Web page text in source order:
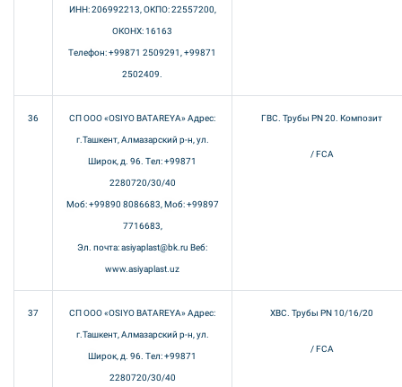
ИНН: 206992213, ОКПО: 22557200,
ОКОНХ: 16163
Телефон: +99871 2509291, +99871
2502409.
36 СП ООО «OSIYO BATAREYA» Адрес:
г.Ташкент, Алмазарский р-н, ул.
Широк, д. 96. Тел: +99871
2280720/30/40
Моб: +99890 8086683, Моб: +99897
7716683,
Эл. почта: asiyaplast@bk.ru Веб:
www.asiyaplast.uz
ГВС. Трубы PN 20. Композит
/ FCA
37 СП ООО «OSIYO BATAREYA» Адрес:
г.Ташкент, Алмазарский р-н, ул.
Широк, д. 96. Тел: +99871
2280720/30/40
ХВС. Трубы PN 10/16/20
/ FCA